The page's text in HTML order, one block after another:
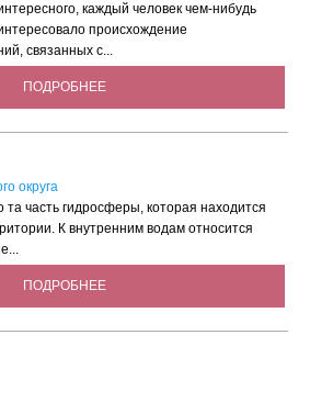
каждый человек чем-нибудь
происхождение
связанных с...
ПОДРОБНЕЕ
округа
та часть гидросферы, которая находится
К внутренним водам относится
ПОДРОБНЕЕ